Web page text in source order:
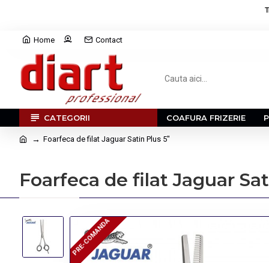
Home Contact
CATEGORII COAFURA FRIZERIE
Foarfeca de filat Jaguar Satin Plus 5"
Foarfeca de filat Jaguar
PRE-COMANDA
PRE-COMANDA